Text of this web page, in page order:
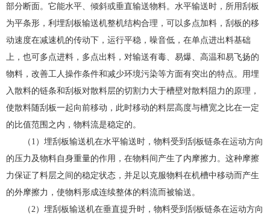
部分断面。它能水平、倾斜或垂直输送物料。水平输送时，所用刮板
为平条形，利 埋刮板输送机整机结构合理，可以多点加料，刮板的移
动速度在减速机的传动下，运行平稳，噪音低，在单点进出料基础
上，也可多点进料，多点出料，对输送有毒、易爆、高温和易飞扬的
物料，改善工人操作条件和减少环境污染等方面有突出的特点。用埋
入散料的链条和刮板对散料层的切割力大于槽壁对散料阻力的原理，
使散料随刮板一起向前移动，此时移动的料层高度与槽宽之比在一定
的比值范围之内，物料流是稳定的。
（1）埋刮板输送机在水平输送时，物料受到刮板链条在运动方向
的压力及物料自身重量的作用，在物料间产生了内摩擦力。这种摩擦
力保证了料层之间的稳定状态，并足以克服物料在机槽中移动而产生
的外摩擦力，使物料形成连续整体的料流而被输送。
（2）埋刮板输送机在垂直提升时，物料受到刮板链条在运动方向